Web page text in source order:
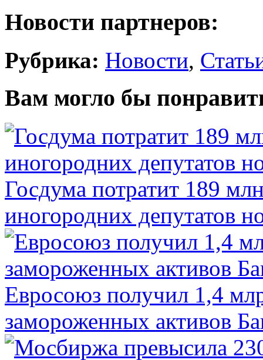
Новости партнеров:
Рубрика: Новости,
Вам могло бы
Госдума потратит 189
иногородних депутатов
Евросоюз получил 1,4
замороженных активов